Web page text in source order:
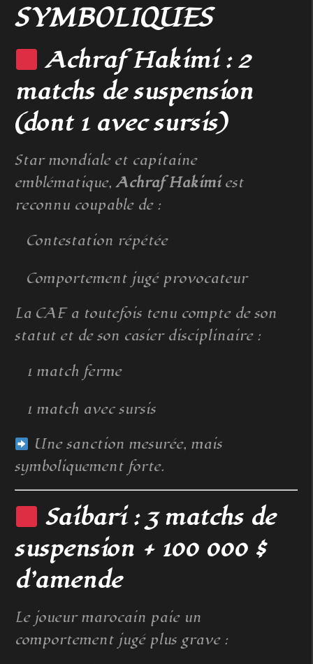
SYMBOLIQUES
Achraf Hakimi : 2
matchs de suspension
(dont 1 avec sursis)
Star mondiale et capitaine
emblématique,Achraf Hakimiest
reconnu coupable de :
Contestation répétée
Comportement jugé provocateur
La CAF a toutefois tenu compte de son
statut et de son casier disciplinaire :
1 match ferme
1 match avec sursis
Une sanction mesurée, mais
symboliquement forte.
Saibari : 3 matchs de
suspension + 100 000 $
d’amende
Le joueur marocain paie un
comportement jugé plus grave :